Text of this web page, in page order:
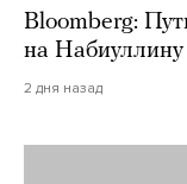
Bloomberg:
на Набиуллину
2 дня назад